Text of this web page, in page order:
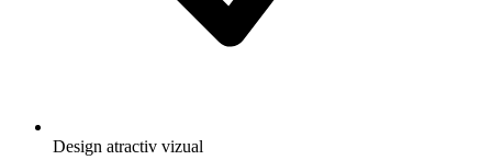
Design atractiv vizual